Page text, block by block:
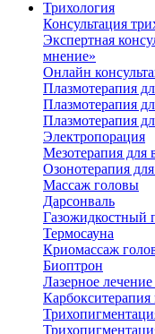
Трихология
Консультация
Экспертная
мнение»
Онлайн
Плазмотерапия
Плазмотерапия
Плазмотерапия
Электропорация
Мезотерапия для
Озонотерапия
Массаж головы
Дарсонваль
Газожидкостный
Термосауна
Криомассаж
Биоптрон
Лазерное